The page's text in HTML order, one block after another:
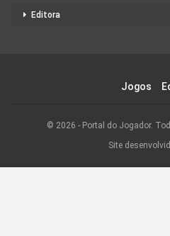
Editora
Jogos
© 2026 - Portal do Jogador.
Site